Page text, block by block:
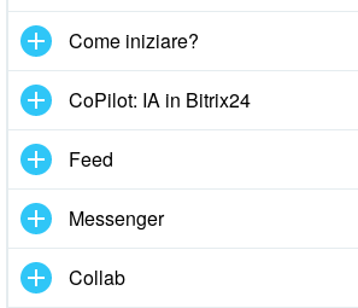
Come iniziare?
CoPilot: IA in Bitrix24
Feed
Messenger
Collab